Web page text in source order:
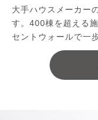
大手ハウスメーカー
す。400棟を超える
セントウォールで一